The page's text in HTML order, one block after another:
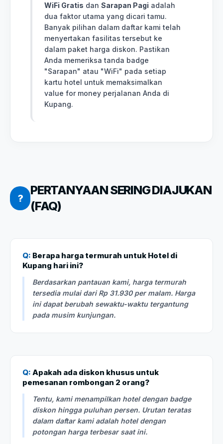
WiFi Gratis dan Sarapan Pagi adalah
dua faktor utama yang dicari tamu.
Banyak pilihan dalam daftar kami telah
menyertakan fasilitas tersebut ke
dalam paket harga diskon. Pastikan
Anda memeriksa tanda badge
"Sarapan" atau "WiFi" pada setiap
kartu hotel untuk memaksimalkan
value for money perjalanan Anda di
Kupang.
?
PERTANYAAN SERING DIAJUKAN
(FAQ)
Q: Berapa harga termurah untuk Hotel di
Kupang hari ini?
Berdasarkan pantauan kami, harga termurah
tersedia mulai dari Rp 31.930 per malam. Harga
ini dapat berubah sewaktu-waktu tergantung
pada musim kunjungan.
Q: Apakah ada diskon khusus untuk
pemesanan rombongan 2 orang?
Tentu, kami menampilkan hotel dengan badge
diskon hingga puluhan persen. Urutan teratas
dalam daftar kami adalah hotel dengan
potongan harga terbesar saat ini.